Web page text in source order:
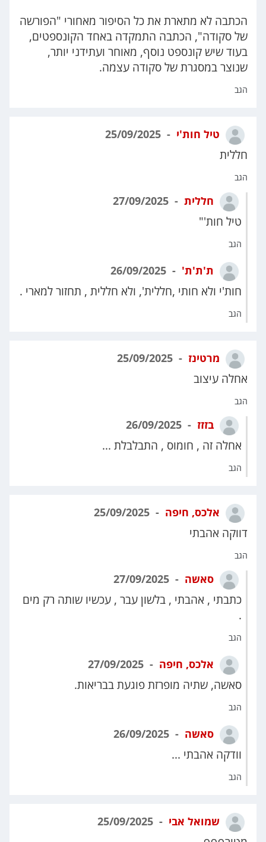
הכתבה לא מתארת את כל הסיפור מאחורי "הפורשה
של סקודה", הכתבה התמקדה באחד הקונספטים,
בעוד שיש קונספט נוסף, מאוחר ועתידני יותר,
שנוצר במסגרת של סקודה עצמה.
הגב
טיל חות'י
חללית
הגב
חללית
טיל חות'"
הגב
ת'ת'ת'
חות'י ולא חותי ,חללית', ולא חללית , תחזור למארי .
הגב
מרטינז
אחלה עיצוב
הגב
בזזז
אחלה זה , חומוס , התבלבלת ...
הגב
אלכס, חיפה
דווקה אהבתי
הגב
סאשה
כתבתי , אהבתי , בלשון עבר , עכשיו שותה רק מים
.
הגב
אלכס, חיפה
סאשה, שתיה מופרזת פוגעת בבריאות.
הגב
סאשה
וודקה אהבתי ...
הגב
שמואל אבי